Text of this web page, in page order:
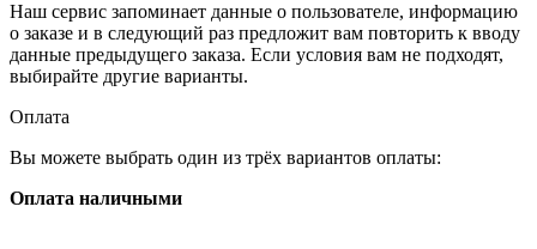
Наш сервис запоминает данные о пользователе, информацию
о заказе и в следующий раз предложит вам повторить к вводу
данные предыдущего заказа. Если условия вам не подходят,
выбирайте другие варианты.
Оплата
Вы можете выбрать один из трёх вариантов оплаты:
Оплата наличными